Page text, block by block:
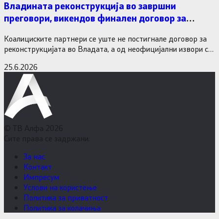
Владината реконструкција во завршни
преговори, викендов финален договор за
Коалициските партнери се уште не постигнале договор за
реконструкцијата во Владата, а од неофицијални извори се
25.6.2026
© ТВ Алфа 2026
Сите права се задржани.
За нас
Контакт
Импресум
Услови на користење
Политика за приватност
Политика за колачиња